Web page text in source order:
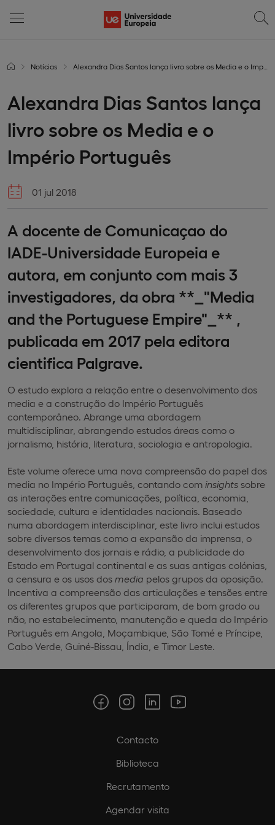
Notícias Alexandra Dias Santos lança livro sobre os Media e o Império Português
Alexandra Dias Santos lança
livro sobre os Media e o
Império Português
01 jul 2018
A docente de Comunicaçao do
IADE-Universidade Europeia e
autora, em conjunto com mais 3
investigadores, da obra **_"Media
and the Portuguese Empire"_** ,
publicada em 2017 pela editora
cientifica Palgrave.
O estudo explora a relação entre o desenvolvimento dos
media e a construção do Império Português
contemporâneo. Abrange uma abordagem
multidisciplinar, abrangendo estudos áreas como o
jornalismo, história, literatura, sociologia e antropologia.
Este volume oferece uma nova compreensão do papel dos
media no Império Português, contando com insights sobre
as interações entre comunicações, política, economia,
sociedade, cultura e identidades nacionais. Baseado
numa abordagem interdisciplinar, este livro inclui estudos
sobre diversos temas como a expansão da imprensa, o
desenvolvimento dos jornais e rádio, a publicidade do
Estado em Portugal continental e as suas antigas colónias,
a censura e os usos dos media pelos grupos da oposição.
Incentiva a compreensão das articulações e tensões entre
os diferentes grupos que participaram, de bom grado ou
não, no estabelecimento, manutenção e queda do Império
Português em Angola, Moçambique, São Tomé e Príncipe,
Cabo Verde, Guiné-Bissau, Índia, e Timor Leste.
Contacto
Biblioteca
Recrutamento
Agendar visita